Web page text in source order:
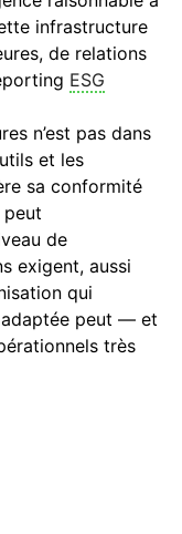
infrastructure
de relations
ESG
n’est pas dans
et les
sa conformité
peut
de
exigent, aussi
qui
adaptée peut — et
très